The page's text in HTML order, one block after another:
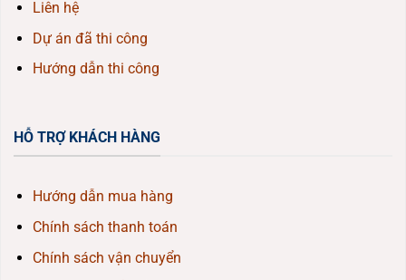
Liên hệ
Dự án đã thi công
Hướng dẫn thi công
HỖ TRỢ KHÁCH HÀNG
Hướng dẫn mua hàng
Chính sách thanh toán
Chính sách vận chuyển